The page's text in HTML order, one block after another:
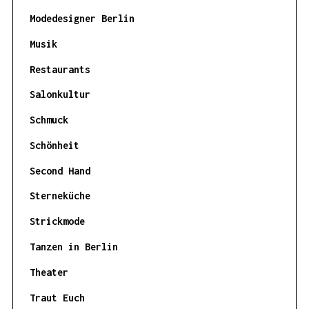
Modedesigner Berlin
Musik
Restaurants
Salonkultur
Schmuck
Schönheit
Second Hand
Sterneküche
Strickmode
Tanzen in Berlin
Theater
Traut Euch